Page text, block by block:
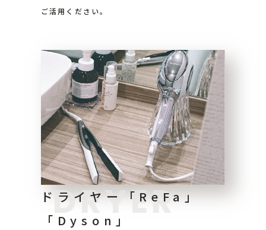
ご活用ください。
DRYER
ドライヤー「ReFa」
「Dyson」